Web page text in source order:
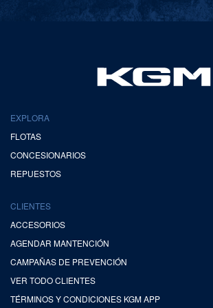
EXPLORA
FLOTAS
CONCESIONARIOS
REPUESTOS
CLIENTES
ACCESORIOS
AGENDAR MANTENCIÓN
CAMPAÑAS DE PREVENCIÓN
VER TODO CLIENTES
TÉRMINOS Y CONDICIONES KGM APP